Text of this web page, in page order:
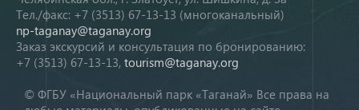
Тел./факс: +7 (3513) 67-13-13 (многоканальный)
np-taganay@taganay.org
Заказ экскурсий и консультация по бронированию:
+7 (3513) 67-13-13, tourism@taganay.org
© ФГБУ «Национальный парк «Таганай» Все права на